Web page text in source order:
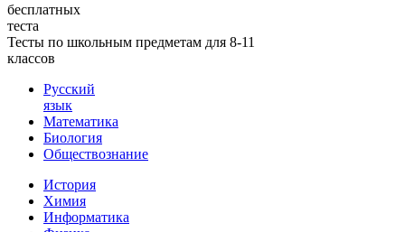
бесплатных
теста
Тесты по школьным предметам для 8-11
классов
Русский
язык
Математика
Биология
Обществознание
История
Химия
Информатика